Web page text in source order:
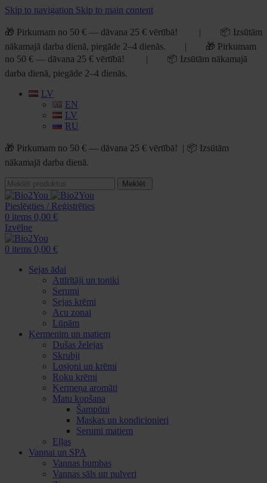
Skip to navigation Skip to main content
🎁 Pirkumam no 50 € — dāvana 25 € vērtībā! | 📦 Izsūtām
nākamajā darba dienā, piegāde 2–4 dienās. | 🎁 Pirkumam
no 50 € — dāvana 25 € vērtībā! | 📦 Izsūtām nākamajā
darba dienā, piegāde 2–4 dienās.
LV
EN
LV
RU
🎁 Pirkumam no 50 € — dāvana 25 € vērtībā! | 📦 Izsūtām
nākamajā darba dienā.
Meklēt
Pieslēgties / Reģistrēties
0 items 0,00 €
Izvēlne
0 items 0,00 €
Sejas ādai
Attīrītāji un toniki
Serumi
Sejas krēmi
Acu zonai
Lūpām
Ķermenim un matiem
Dušas želejas
Skrubji
Losjoni un krēmi
Roku krēmi
Ķermeņa aromāti
Matu kopšana
Šampūni
Maskas un kondicionieri
Serumi matiem
Eļļas
Vannai un SPA
Vannas bumbas
Vannas sāls un pulveri